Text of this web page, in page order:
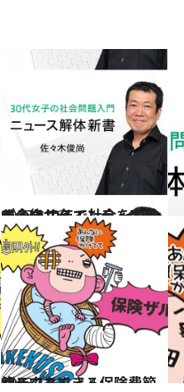
2013.3.16
データサイエンティストが今後10年で社会を左右する!?
ライフスタイル
2013.1.31
ザルでもできる保険費節約テク
ライフスタイル